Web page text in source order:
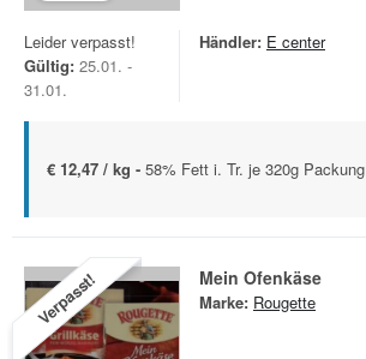
Leider verpasst!
Gültig: 25.01. -
31.01.
Händler: E center
€ 12,47 / kg - 58% Fett i. Tr. je 320g Packung
Verpasst! Mein Ofenkäse
Marke: Rougette